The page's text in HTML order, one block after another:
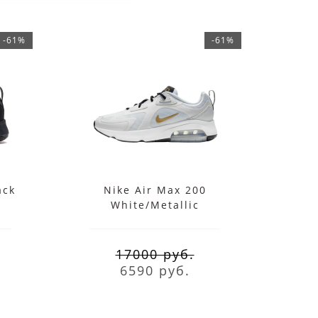
-61% -61%
Nike Air Max 200
White/Metallic
17000 руб.
6590 руб.